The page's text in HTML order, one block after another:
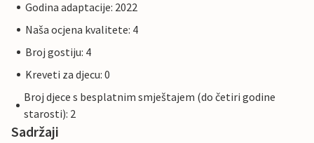
Godina adaptacije: 2022
Naša ocjena kvalitete: 4
Broj gostiju: 4
Kreveti za djecu: 0
Broj djece s besplatnim smještajem (do četiri godine
starosti): 2
Sadržaji